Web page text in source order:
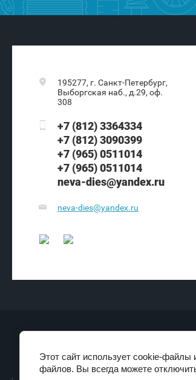
195277, г. Санкт-Петербург,
Выборгская наб., д.29, оф.
308
+7 (812) 3364334
+7 (812) 3090399
+7 (965) 0511014
+7 (965) 0511014
neva-dies@yandex.ru
neva-dies@yandex.ru
НЕВА-диз
Этот сайт использует cookie-файлы
файлов. Вы всегда можете